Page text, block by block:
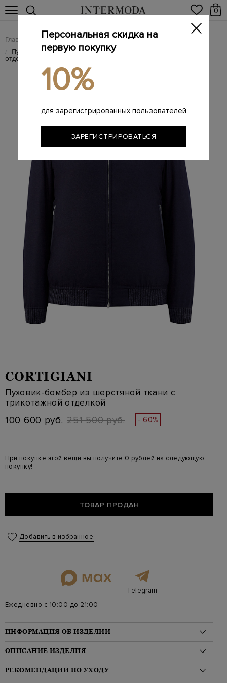
0
Главная Мужчинам / Одежда / Пуховики
/ Пуховик-бомбер из шерстяной ткани с трикотажной
отделкой
CORTIGIANI
Пуховик-бомбер из шерстяной ткани с
трикотажной отделкой
100 600 руб. 251 500 руб. - 60%
При покупке этой вещи вы получите 0 рублей на следующую
покупку!
ТОВАР ПРОДАН
Добавить в избранное
Telegram
Ежедневно с 10:00 до 21:00
ИНФОРМАЦИЯ ОБ ИЗДЕЛИИ
Материал: шерсть 100%, пух 100%
На модели: 184/100/70/98 на модели размер 52
Стиль: Бомберы, Укороченные, Однотонные
Цвет: Синий
ОПИСАНИЕ ИЗДЕЛИЯ
Пуховик-бомбер от Cortigiani выполнен из теплой шерстяной
ткани. Внутренняя поверхность создана из непромокаемого и
РЕКОМЕНДАЦИИ ПО УХОДУ
Персональная скидка на
первую покупку
10%
для зарегистрированных пользователей
ЗАРЕГИСТРИРОВАТЬСЯ